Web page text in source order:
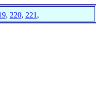
, 220, 221 ,